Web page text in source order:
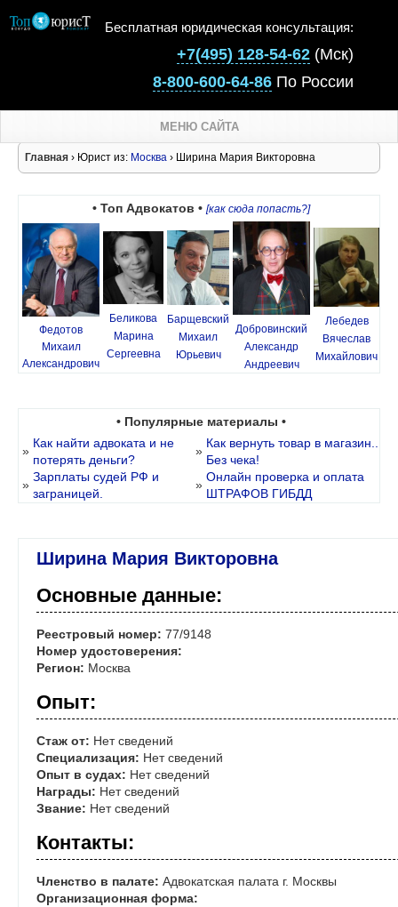
Бесплатная юридическая консультация:
+7(495) 128-54-62 (Мск)
8-800-600-64-86 По России
МЕНЮ САЙТА
Главная › Юрист из: Москва › Ширина Мария Викторовна
• Топ Адвокатов • [как сюда попасть?]
Федотов
Михаил
Александрович
Беликова
Марина
Сергеевна
Барщевский
Михаил
Юрьевич
Добровинский
Александр
Андреевич
Лебедев
Вячеслав
Михайлович
• Популярные материалы •
»
Как найти адвоката и не
потерять деньги?
»
Как вернуть товар в магазин..
Без чека!
»
Зарплаты судей РФ и
заграницей.
»
Онлайн проверка и оплата
ШТРАФОВ ГИБДД
Ширина Мария Викторовна
Основные данные:
Реестровый номер: 77/9148
Номер удостоверения:
Регион: Москва
Опыт:
Стаж от: Нет сведений
Специализация: Нет сведений
Опыт в судах: Нет сведений
Награды: Нет сведений
Звание: Нет сведений
Контакты:
Членство в палате: Адвокатская палата г. Москвы
Организационная форма: